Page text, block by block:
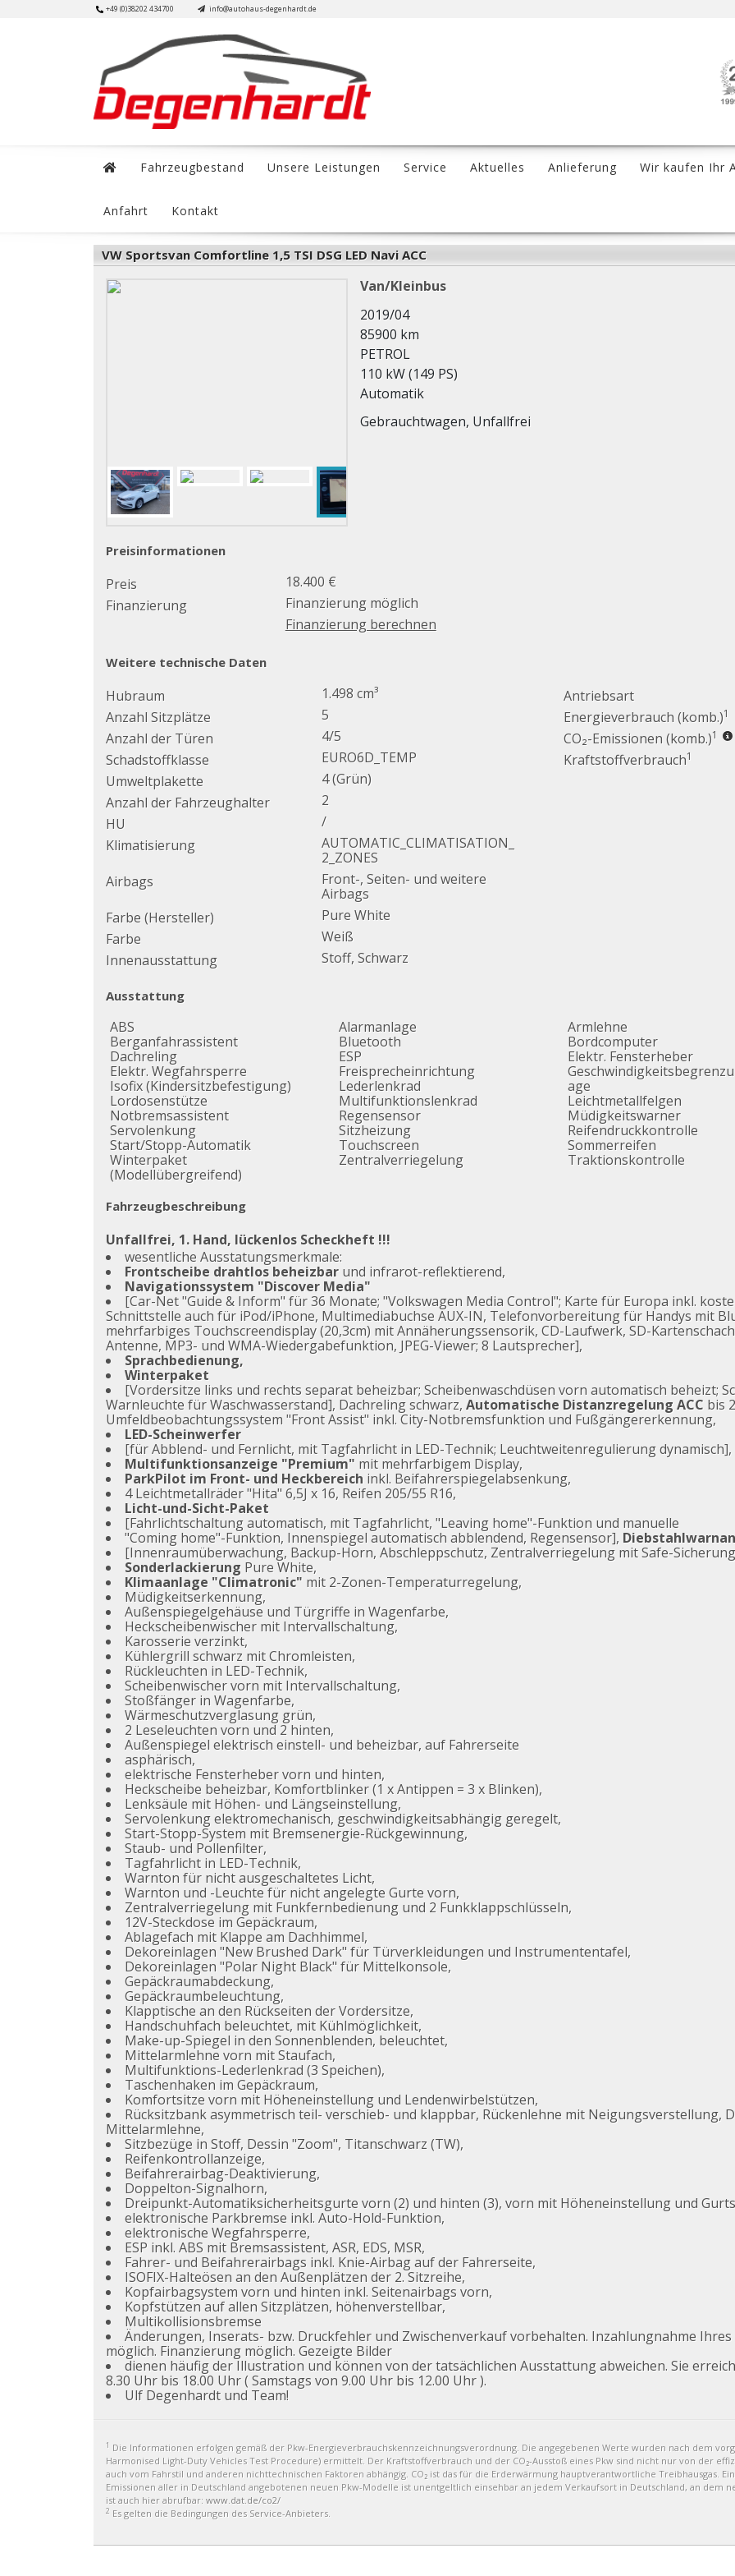
+49 (0)38202 434700 info@autohaus-degenhardt.de
Fahrzeugbestand Unsere Leistungen Service Aktuelles Anlieferung Wir kaufen Ihr
Anfahrt Kontakt
VW Sportsvan Comfortline 1,5 TSI DSG LED Navi ACC
Van/Kleinbus
2019/04
85900 km
PETROL
110 kW (149 PS)
Automatik
Gebrauchtwagen, Unfallfrei
Preisinformationen
Preis
18.400 €
Finanzierung
Finanzierung möglich
Finanzierung berechnen
Weitere technische Daten
Hubraum
1.498 cm³
Anzahl Sitzplätze
5
Anzahl der Türen
4/5
Schadstoffklasse
EURO6D_TEMP
Umweltplakette
4 (Grün)
Anzahl der Fahrzeughalter
2
HU
/
Klimatisierung
AUTOMATIC_CLIMATISATION_
2_ZONES
Airbags
Front-, Seiten- und weitere
Airbags
Farbe (Hersteller)
Pure White
Farbe
Weiß
Innenausstattung
Stoff, Schwarz
Antriebsart
Energieverbrauch (komb.)1
CO₂-Emissionen (komb.)1
Kraftstoffverbrauch1
Ausstattung
ABS
Berganfahrassistent
Dachreling
Elektr. Wegfahrsperre
Isofix (Kindersitzbefestigung)
Lordosenstütze
Notbremsassistent
Servolenkung
Start/Stopp-Automatik
Winterpaket
(Modellübergreifend)
Alarmanlage
Bluetooth
ESP
Freisprecheinrichtung
Lederlenkrad
Multifunktionslenkrad
Regensensor
Sitzheizung
Touchscreen
Zentralverriegelung
Armlehne
Bordcomputer
Elektr. Fensterheber
age
Leichtmetallfelgen
Müdigkeitswarner
Reifendruckkontrolle
Sommerreifen
Traktionskontrolle
Fahrzeugbeschreibung
Unfallfrei, 1. Hand, lückenlos Scheckheft !!!
wesentliche Ausstatungsmerkmale:
Frontscheibe drahtlos beheizbar und infrarot-reflektierend,
Navigationssystem "Discover Media"
[Car-Net "Guide & Inform" für 36 Monate; "Volkswagen Media Control"; Karte für Europa inkl.
Schnittstelle auch für iPod/iPhone, Multimediabuchse AUX-IN, Telefonvorbereitung für Handys mit
mehrfarbiges Touchscreendisplay (20,3cm) mit Annäherungssensorik, CD-Laufwerk, SD-
Antenne, MP3- und WMA-Wiedergabefunktion, JPEG-Viewer; 8 Lautsprecher],
Sprachbedienung,
Winterpaket
[Vordersitze links und rechts separat beheizbar; Scheibenwaschdüsen vorn automatisch beheizt;
Warnleuchte für Waschwasserstand], Dachreling schwarz, Automatische Distanzregelung ACC bis
Umfeldbeobachtungssystem "Front Assist" inkl. City-Notbremsfunktion und Fußgängererkennung,
LED-Scheinwerfer
[für Abblend- und Fernlicht, mit Tagfahrlicht in LED-Technik; Leuchtweitenregulierung dynamisch],
Multifunktionsanzeige "Premium" mit mehrfarbigem Display,
ParkPilot im Front- und Heckbereich inkl. Beifahrerspiegelabsenkung,
4 Leichtmetallräder "Hita" 6,5J x 16, Reifen 205/55 R16,
Licht-und-Sicht-Paket
[Fahrlichtschaltung automatisch, mit Tagfahrlicht, "Leaving home"-Funktion und manuelle
"Coming home"-Funktion, Innenspiegel automatisch abblendend, Regensensor],
[Innenraumüberwachung, Backup-Horn, Abschleppschutz, Zentralverriegelung mit Safe-
Sonderlackierung Pure White,
Klimaanlage "Climatronic" mit 2-Zonen-Temperaturregelung,
Müdigkeitserkennung,
Außenspiegelgehäuse und Türgriffe in Wagenfarbe,
Heckscheibenwischer mit Intervallschaltung,
Karosserie verzinkt,
Kühlergrill schwarz mit Chromleisten,
Rückleuchten in LED-Technik,
Scheibenwischer vorn mit Intervallschaltung,
Stoßfänger in Wagenfarbe,
Wärmeschutzverglasung grün,
2 Leseleuchten vorn und 2 hinten,
Außenspiegel elektrisch einstell- und beheizbar, auf Fahrerseite
asphärisch,
elektrische Fensterheber vorn und hinten,
Heckscheibe beheizbar, Komfortblinker (1 x Antippen = 3 x Blinken),
Lenksäule mit Höhen- und Längseinstellung,
Servolenkung elektromechanisch, geschwindigkeitsabhängig geregelt,
Start-Stopp-System mit Bremsenergie-Rückgewinnung,
Staub- und Pollenfilter,
Tagfahrlicht in LED-Technik,
Warnton für nicht ausgeschaltetes Licht,
Warnton und -Leuchte für nicht angelegte Gurte vorn,
Zentralverriegelung mit Funkfernbedienung und 2 Funkklappschlüsseln,
12V-Steckdose im Gepäckraum,
Ablagefach mit Klappe am Dachhimmel,
Dekoreinlagen "New Brushed Dark" für Türverkleidungen und Instrumententafel,
Dekoreinlagen "Polar Night Black" für Mittelkonsole,
Gepäckraumabdeckung,
Gepäckraumbeleuchtung,
Klapptische an den Rückseiten der Vordersitze,
Handschuhfach beleuchtet, mit Kühlmöglichkeit,
Make-up-Spiegel in den Sonnenblenden, beleuchtet,
Mittelarmlehne vorn mit Staufach,
Multifunktions-Lederlenkrad (3 Speichen),
Taschenhaken im Gepäckraum,
Komfortsitze vorn mit Höheneinstellung und Lendenwirbelstützen,
Rücksitzbank asymmetrisch teil- verschieb- und klappbar, Rückenlehne mit Neigungsverstellung,
Mittelarmlehne,
Sitzbezüge in Stoff, Dessin "Zoom", Titanschwarz (TW),
Reifenkontrollanzeige,
Beifahrerairbag-Deaktivierung,
Doppelton-Signalhorn,
Dreipunkt-Automatiksicherheitsgurte vorn (2) und hinten (3), vorn mit Höheneinstellung und
elektronische Parkbremse inkl. Auto-Hold-Funktion,
elektronische Wegfahrsperre,
ESP inkl. ABS mit Bremsassistent, ASR, EDS, MSR,
Fahrer- und Beifahrerairbags inkl. Knie-Airbag auf der Fahrerseite,
ISOFIX-Halteösen an den Außenplätzen der 2. Sitzreihe,
Kopfairbagsystem vorn und hinten inkl. Seitenairbags vorn,
Kopfstützen auf allen Sitzplätzen, höhenverstellbar,
Multikollisionsbremse
Änderungen, Inserats- bzw. Druckfehler und Zwischenverkauf vorbehalten. Inzahlungnahme
möglich. Finanzierung möglich. Gezeigte Bilder
dienen häufig der Illustration und können von der tatsächlichen Ausstattung abweichen. Sie
8.30 Uhr bis 18.00 Uhr ( Samstags von 9.00 Uhr bis 12.00 Uhr ).
Ulf Degenhardt und Team!
1 Die Informationen erfolgen gemäß der Pkw-Energieverbrauchskennzeichnungsverordnung. Die angegebenen Werte wurden nach dem
Harmonised Light-Duty Vehicles Test Procedure) ermittelt. Der Kraftstoffverbrauch und der CO₂-Ausstoß eines Pkw sind nicht nur von der
auch vom Fahrstil und anderen nichttechnischen Faktoren abhängig. CO₂ ist das für die Erderwärmung hauptverantwortliche Treibhausgas.
Emissionen aller in Deutschland angebotenen neuen Pkw-Modelle ist unentgeltlich einsehbar an jedem Verkaufsort in Deutschland, an dem
ist auch hier abrufbar: www.dat.de/co2/
2 Es gelten die Bedingungen des Service-Anbieters.